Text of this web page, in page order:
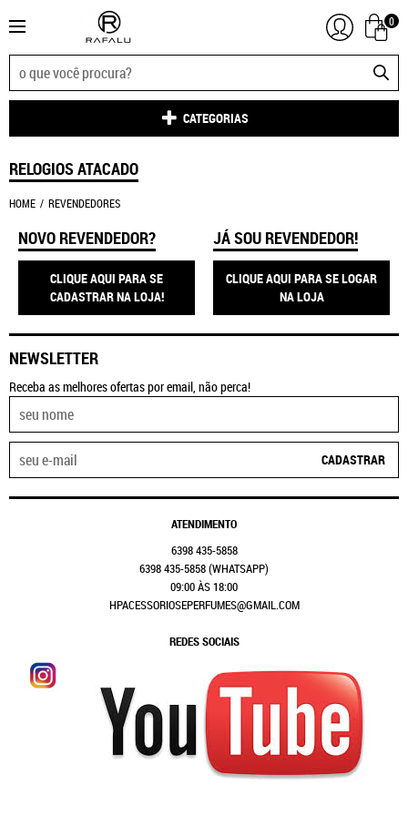
0
CATEGORIAS
RELOGIOS ATACADO
HOME REVENDEDORES
NOVO REVENDEDOR?
CLIQUE AQUI PARA SE
CADASTRAR NA LOJA!
JÁ SOU REVENDEDOR!
CLIQUE AQUI PARA SE LOGAR
NA LOJA
NEWSLETTER
Receba as melhores ofertas por email, não perca!
CADASTRAR
ATENDIMENTO
6398435-5858
6398435-5858(WHATSAPP)
09:00 ÀS 18:00
HPACESSORIOSEPERFUMES@GMAIL.COM
REDES SOCIAIS